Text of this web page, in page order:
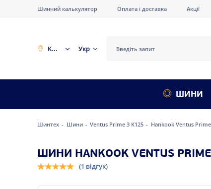
Шинний калькулятор Оплата і доставка Акції
Київ Укр
ШИНИ
Шинтех Шини Ventus Prime 3 K125 Hankook Ventus Prime
ШИНИ HANKOOK VENTUS
(1 відгук)